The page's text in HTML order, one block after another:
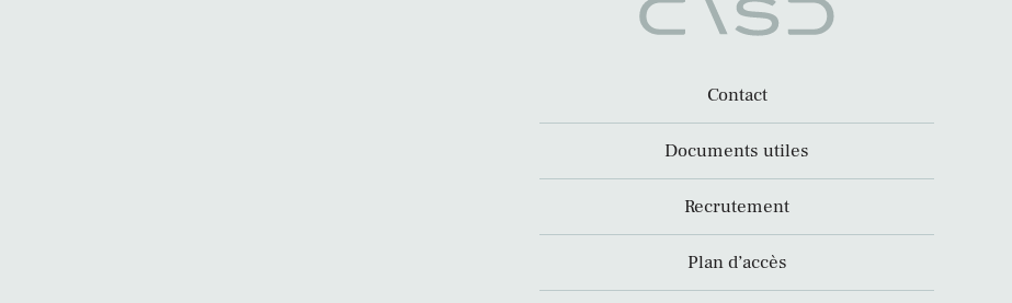
Contact
Documents utiles
Recrutement
Plan d’accès